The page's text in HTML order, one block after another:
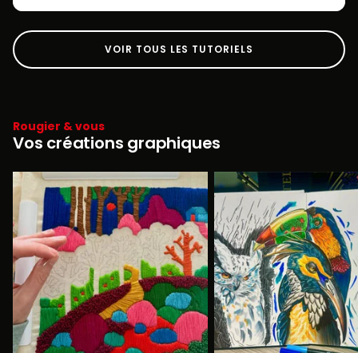
VOIR TOUS LES TUTORIELS
Rougier & vous
Vos créations graphiques